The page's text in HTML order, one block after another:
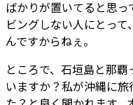
ばかりが置いてると思
ビングしない人にとっ
んですからねぇ。
ところで、石垣島と那
いますか？私が沖縄に